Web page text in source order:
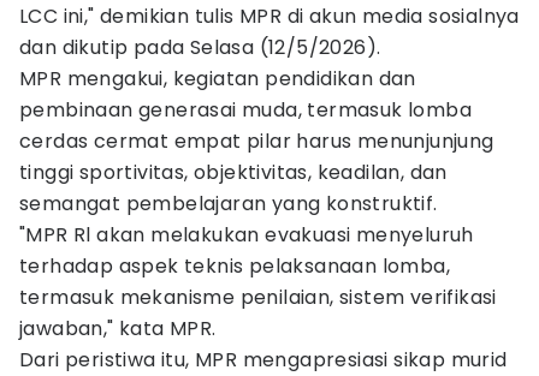
LCC ini," demikian tulis MPR di akun media sosialnya
dan dikutip pada Selasa (12/5/2026).
MPR mengakui, kegiatan pendidikan dan
pembinaan generasai muda, termasuk lomba
cerdas cermat empat pilar harus menunjunjung
tinggi sportivitas, objektivitas, keadilan, dan
semangat pembelajaran yang konstruktif.
"MPR Rl akan melakukan evakuasi menyeluruh
terhadap aspek teknis pelaksanaan lomba,
termasuk mekanisme penilaian, sistem verifikasi
jawaban," kata MPR.
Dari peristiwa itu, MPR mengapresiasi sikap murid